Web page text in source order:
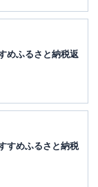
めふるさと納税返
すめふるさと納税